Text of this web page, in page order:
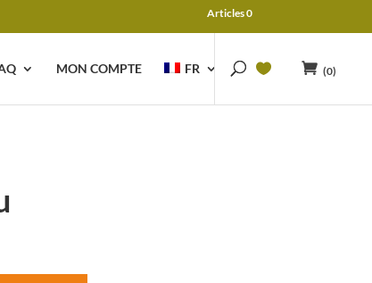
Articles 0
MON COMPTE FR (0)